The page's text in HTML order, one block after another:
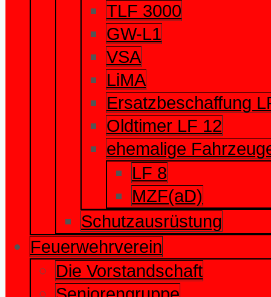
TLF 3000
GW-L1
VSA
LiMA
Ersatzbeschaffung
Oldtimer LF 12
ehemalige
LF 8
MZF(aD)
Schutzausrüstung
Feuerwehrverein
Die Vorstandschaft